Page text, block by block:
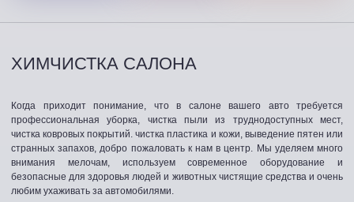
ХИМЧИСТКА САЛОНА
Когда приходит понимание, что в салоне вашего авто требуется
профессиональная уборка, чистка пыли из труднодоступных мест,
чистка ковровых покрытий. чистка пластика и кожи, выведение пятен или
странных запахов, добро пожаловать к нам в центр. Мы уделяем много
внимания мелочам, используем современное оборудование и
безопасные для здоровья людей и животных чистящие средства и очень
любим ухаживать за автомобилями.